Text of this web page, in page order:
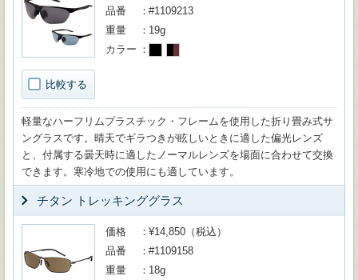
比較する
品番
#1109213
重量
19g
カラー
軽量なハーフリムプラスチック・フレームを使用した折り畳み式サ
ングラスです。晴天でギラつきが眩しいときに適した偏光レンズ
と、付属する曇天時に適したノーマルレンズを場面に合わせて交換
できます。寒冷地での使用にも適しています。
チタン トレッキンググラス
価格
¥14,850（税込）
品番
#1109158
重量
18g